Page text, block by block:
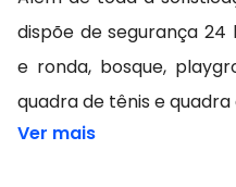
dispõe de segurança
e ronda, bosque,
quadra de tênis e quadra
Ver mais